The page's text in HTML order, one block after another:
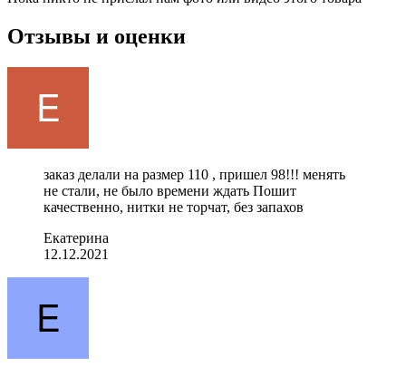
Отзывы и оценки
заказ делали на размер 110 , пришел 98!!! менять
не стали, не было времени ждать Пошит
качественно, нитки не торчат, без запахов
Екатерина
12.12.2021